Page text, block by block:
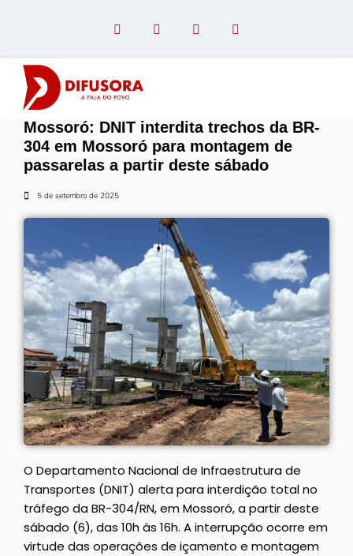
Mossoró: DNIT interdita trechos da BR-
304 em Mossoró para montagem de
passarelas a partir deste sábado
5 de setembro de 2025
O Departamento Nacional de Infraestrutura de
Transportes (DNIT) alerta para interdição total no
tráfego da BR-304/RN, em Mossoró, a partir deste
sábado (6), das 10h às 16h. A interrupção ocorre em
virtude das operações de içamento e montagem